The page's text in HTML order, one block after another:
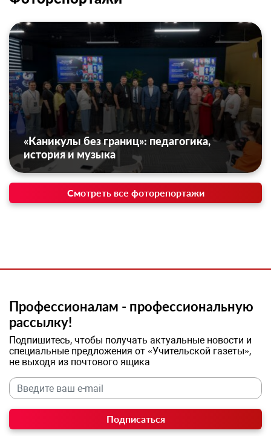
«Каникулы без границ»: педагогика,
история и музыка
Смотреть все фоторепортажи
Профессионалам - профессиональную
рассылку!
Подпишитесь, чтобы получать актуальные новости и
специальные предложения от «Учительской газеты»,
не выходя из почтового ящика
Подписаться